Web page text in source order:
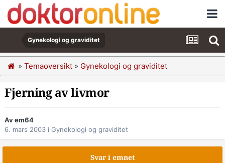
Gynekologi og graviditet
» Temaoversikt » Gynekologi og graviditet
Fjerning av livmor
Av em64
6. mars 2003 i Gynekologi og graviditet
Svar i emnet